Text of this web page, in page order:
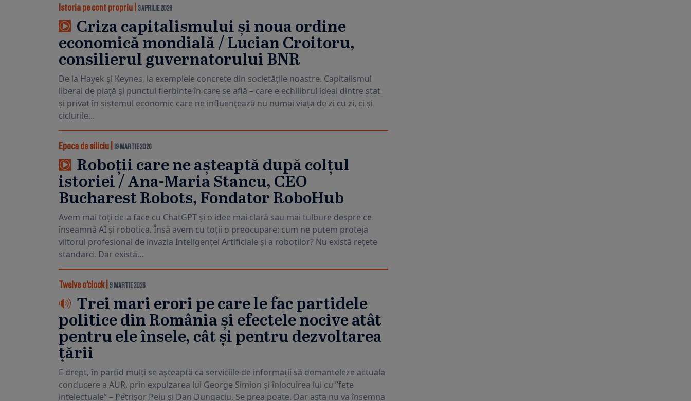
Istoria pe cont propriu 3 APRILIE 2026
Criza capitalismului și noua ordine
economică mondială / Lucian Croitoru,
consilierul guvernatorului BNR
De la Hayek și Keynes, la exemplele concrete din societățile noastre. Capitalismul
liberal de piață și punctul fierbinte în care se află – care e echilibrul ideal dintre stat
și privat în sistemul economic care ne influențează nu numai viața de zi cu zi, ci și
ciclurile...
Epoca de siliciu 19 MARTIE 2026
Roboții care ne așteaptă după colțul
istoriei / Ana-Maria Stancu, CEO
Bucharest Robots, Fondator RoboHub
Avem mai toți de-a face cu ChatGPT și o idee mai clară sau mai tulbure despre ce
înseamnă AI și robotica. Însă avem cu toții o preocupare: cum ne putem proteja
viitorul profesional de invazia Inteligenței Artificiale și a roboților? Nu există rețete
standard. Dar există...
Twelve o’clock| 9 MARTIE 2026
Trei mari erori pe care le fac partidele
politice din România și efectele nocive atât
pentru ele însele, cât și pentru dezvoltarea
țării
E drept, în partid mulți se așteaptă ca serviciile de informații să demanteleze actuala
conducere a AUR, prin expulzarea lui George Simion și înlocuirea lui cu ”fețe
intelectuale” – Petrișor Peiu și Dan Dungaciu. Se prea poate. Dar asta nu va însemna